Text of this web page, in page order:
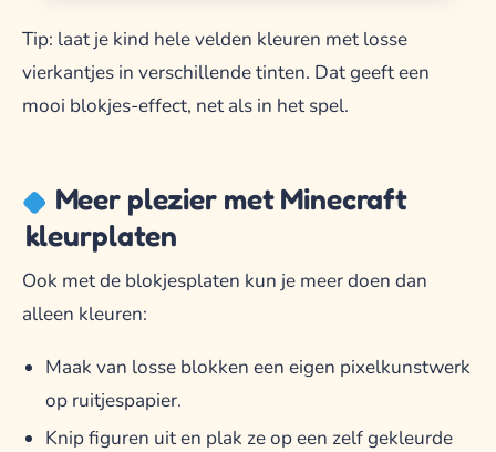
Tip: laat je kind hele velden kleuren met losse
vierkantjes in verschillende tinten. Dat geeft een
mooi blokjes-effect, net als in het spel.
Meer plezier met Minecraft
kleurplaten
Ook met de blokjesplaten kun je meer doen dan
alleen kleuren:
Maak van losse blokken een eigen pixelkunstwerk
op ruitjespapier.
Knip figuren uit en plak ze op een zelf gekleurde